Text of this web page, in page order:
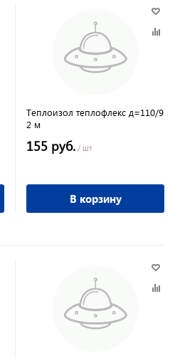
Теплоизол теплофлекс д=110/9
2 м
155 руб. / шт
В корзину